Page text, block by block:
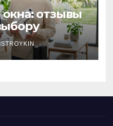
отзывы